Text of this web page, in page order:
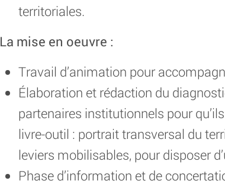
territoriales.
La mise en oeuvre :
Travail d’animation pour
Élaboration et rédaction du
partenaires institutionnels pour
livre-outil : portrait transversal du
leviers mobilisables, pour disposer
Phase d’information et de